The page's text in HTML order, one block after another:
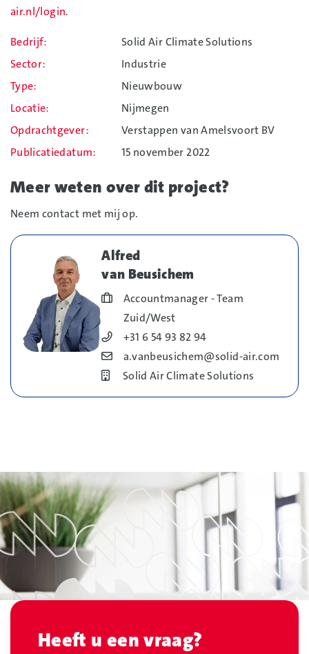
air.nl/login.
Bedrijf
Solid Air Climate Solutions
Sector
Industrie
Type
Nieuwbouw
Locatie
Nijmegen
Opdrachtgever
Verstappen van Amelsvoort BV
Publicatiedatum
15 november 2022
Meer weten over dit project?
Neem contact met mij op.
Alfred
van Beusichem
Blog_field_Functie
Accountmanager - Team
Zuid/West
Blog_field_Telefoonnummer
+31 6 54 93 82 94
Blog_field_E-mail
a.vanbeusichem@solid-air.com
Bedrijf
Solid Air Climate Solutions
Heeft u een vraag?